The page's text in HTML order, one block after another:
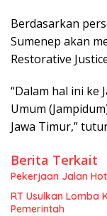
Berdasarkan
Sumenep akan
Restorative
“Dalam hal ini ke
Umum
Jawa Timur,”
Berita Terkait
Pekerjaan Jalan
RT Usulkan Lomba
Pemerintah